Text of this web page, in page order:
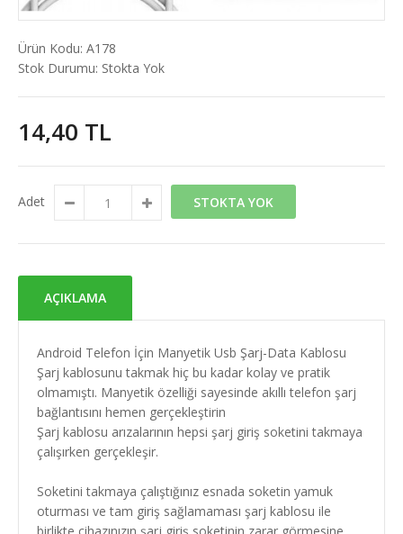
Ürün Kodu: A178
Stok Durumu: Stokta Yok
14,40 TL
Adet STOKTA YOK
AÇIKLAMA
Android Telefon İçin Manyetik Usb Şarj-Data Kablosu
Şarj kablosunu takmak hiç bu kadar kolay ve pratik
olmamıştı. Manyetik özelliği sayesinde akıllı telefon şarj
bağlantısını hemen gerçekleştirin
Şarj kablosu arızalarının hepsi şarj giriş soketini takmaya
çalışırken gerçekleşir.
Soketini takmaya çalıştığınız esnada soketin yamuk
oturması ve tam giriş sağlamaması şarj kablosu ile